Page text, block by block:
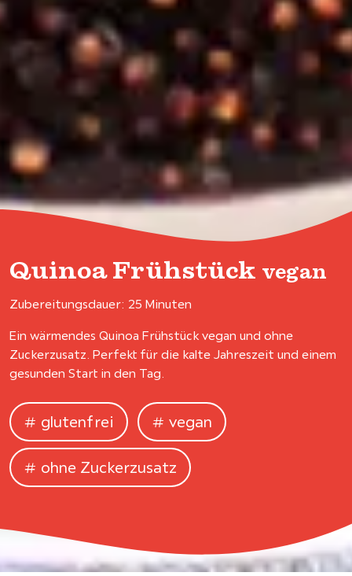
Quinoa Frühstück vegan
Zubereitungsdauer: 25 Minuten
Ein wärmendes Quinoa Frühstück vegan und ohne
Zuckerzusatz. Perfekt für die kalte Jahreszeit und einem
gesunden Start in den Tag.
glutenfrei vegan
ohne Zuckerzusatz